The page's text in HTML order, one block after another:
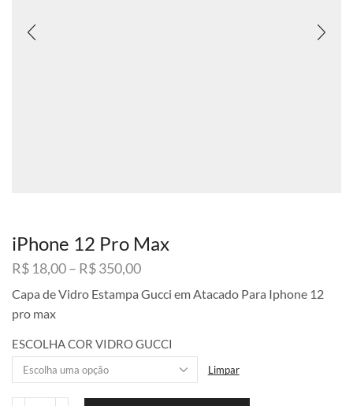
iPhone 12 Pro Max
R$ 18,00– R$350,00Faixa
preço:
R$ 350,00
Capa de Vidro Estampa Gucci em Atacado Para Iphone 12
pro max
ESCOLHA COR VIDRO GUCCI
Limpar